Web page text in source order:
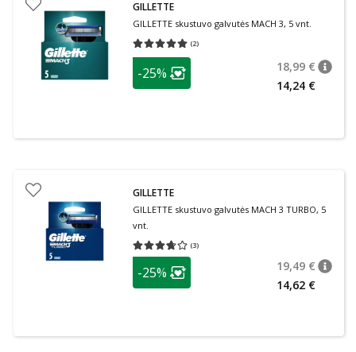
GILLETTE
GILLETTE skustuvo galvutės MACH 3, 5 vnt.
(2)
Vidutinis įvertinimas 5.00
patarimas
Lojalumo klubo narių nuolaida
-25% 18,99 €
14,24 €
GILLETTE
GILLETTE skustuvo galvutės MACH 3 TURBO, 5
vnt.
(3)
Vidutinis įvertinimas 3.67
patarimas
Lojalumo klubo narių nuolaida
-25% 19,49 €
14,62 €